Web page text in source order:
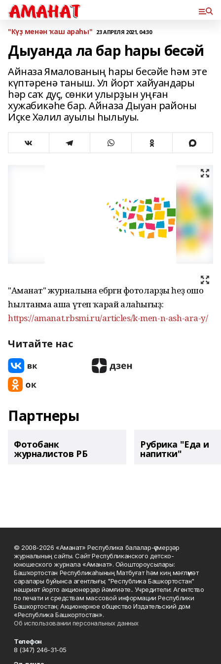
"Күҙ менән ҡаш араһы" 23 АПРЕЛЯ 2021, 04:30
Дыуанда ла бар һары бесәй
Айназа Ямалованың һары бесәйе һәм эте
күптәренә таныш. Ул йорт хайуандары
һәр саҡ дуҫ, сөнки улырҙын уңған
хужабикәһе бар. Айназа Дыуан районы
Иҫке Хәлил ауылы һылыуы.
"Аманат" журналына ебәргән фотоларҙы һеҙ ошо
һылтанма аша үтеп ҡарай алаһығыҙ:
https://amanat.rbsmi.ru/articles/k-men-n-ash-ara-y/
Читайте нас
Партнеры
Фотобанк
журналистов РБ
Рубрика "Еда и
напитки"
© 2008-2026 «Аманат» Республика балалар-үҫмерҙәр
журналының сайты. Сайт Республиканского детско-
юношеского журнала «Аманат». Ойоштороусылары:
Башҡортостан Республикаһының Матбуғат һәм киң мәғлүмәт
саралары буйынса агентлығы; "Республика Башкортостан"
нәшриәт йорто акционерҙар йәмғиәте.. Учредители: Агентство
по печати и средствам массовой информации Республики
Башкортостан; Акционерное общество Издательский дом
«Республика Башкортостан».
Об использовании персональных данных
Телефон
8 (347) 246-31-05